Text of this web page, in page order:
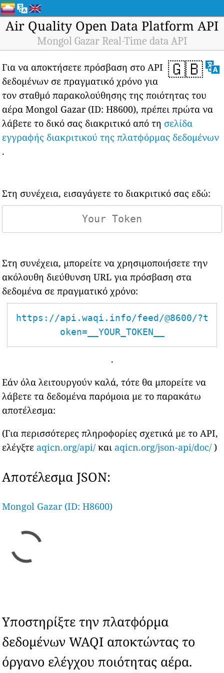
Air Quality Open Data Platform API
Mongol Gazar Real-Time data API
🇬🇧
Για να αποκτήσετε πρόσβαση στο API
δεδομένων σε πραγματικό χρόνο για
τον σταθμό παρακολούθησης της ποιότητας του
αέρα Mongol Gazar (ID: H8600), πρέπει πρώτα να
λάβετε το δικό σας διακριτικό από τη σελίδα
εγγραφής διακριτικού της πλατφόρμας δεδομένων
.
Στη συνέχεια, εισαγάγετε το διακριτικό σας εδώ:
Στη συνέχεια, μπορείτε να χρησιμοποιήσετε την
ακόλουθη διεύθυνση URL για πρόσβαση στα
δεδομένα σε πραγματικό χρόνο:
https://api.waqi.info/feed/@8600/?t
oken=__YOUR_TOKEN__
.
Εάν όλα λειτουργούν καλά, τότε θα μπορείτε να
λάβετε τα δεδομένα παρόμοια με το παρακάτω
αποτέλεσμα:
(Για περισσότερες πληροφορίες σχετικά με το API,
ελέγξτε aqicn.org/api/ και aqicn.org/json-api/doc/ )
Αποτέλεσμα JSON:
Mongol Gazar (ID: H8600)
Υποστηρίξτε την πλατφόρμα
δεδομένων WAQI αποκτώντας το
όργανο ελέγχου ποιότητας αέρα.